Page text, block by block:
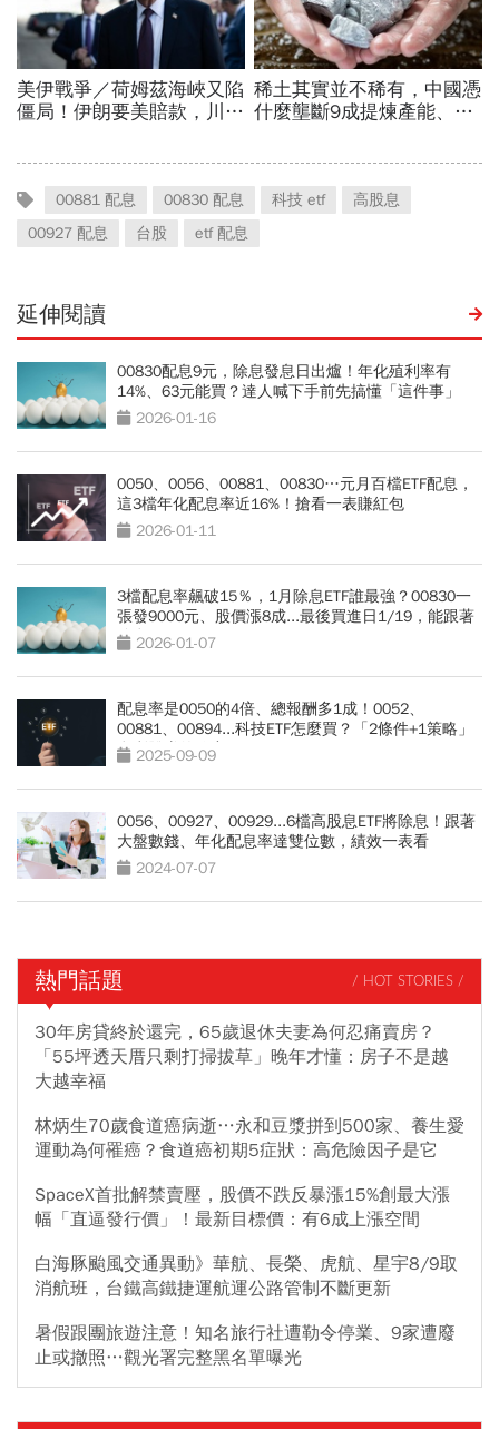
00881 配息 00830 配息 科技 etf
高股息
00927 配息
台股 etf 配息
延伸閱讀
00830配息9元，除息發息日出爐！年化殖利率有
14%、63元能買？達人喊下手前先搞懂「這件事」
2026-01-16
0050、0056、00881、00830…元月百檔ETF配息，
這3檔年化配息率近16%！搶看一表賺紅包
2026-01-11
3檔配息率飆破15％，1月除息ETF誰最強？00830一
張發9000元、股價漲8成...最後買進日1/19，能跟著
除息？
2026-01-07
配息率是0050的4倍、總報酬多1成！0052、
00881、00894...科技ETF怎麼買？「2條件+1策略」
息利雙賺的秘密
2025-09-09
0056、00927、00929...6檔高股息ETF將除息！跟著
大盤數錢、年化配息率達雙位數，績效一表看
2024-07-07
熱門話題 / HOT STORIES /
30年房貸終於還完，65歲退休夫妻為何忍痛賣房？
「55坪透天厝只剩打掃拔草」晚年才懂：房子不是越
大越幸福
林炳生70歲食道癌病逝…永和豆漿拼到500家、養生愛
運動為何罹癌？食道癌初期5症狀：高危險因子是它
SpaceX首批解禁賣壓，股價不跌反暴漲15%創最大漲
幅「直逼發行價」！最新目標價：有6成上漲空間
白海豚颱風交通異動》華航、長榮、虎航、星宇8/9取
消航班，台鐵高鐵捷運航運公路管制不斷更新
暑假跟團旅遊注意！知名旅行社遭勒令停業、9家遭廢
止或撤照…觀光署完整黑名單曝光